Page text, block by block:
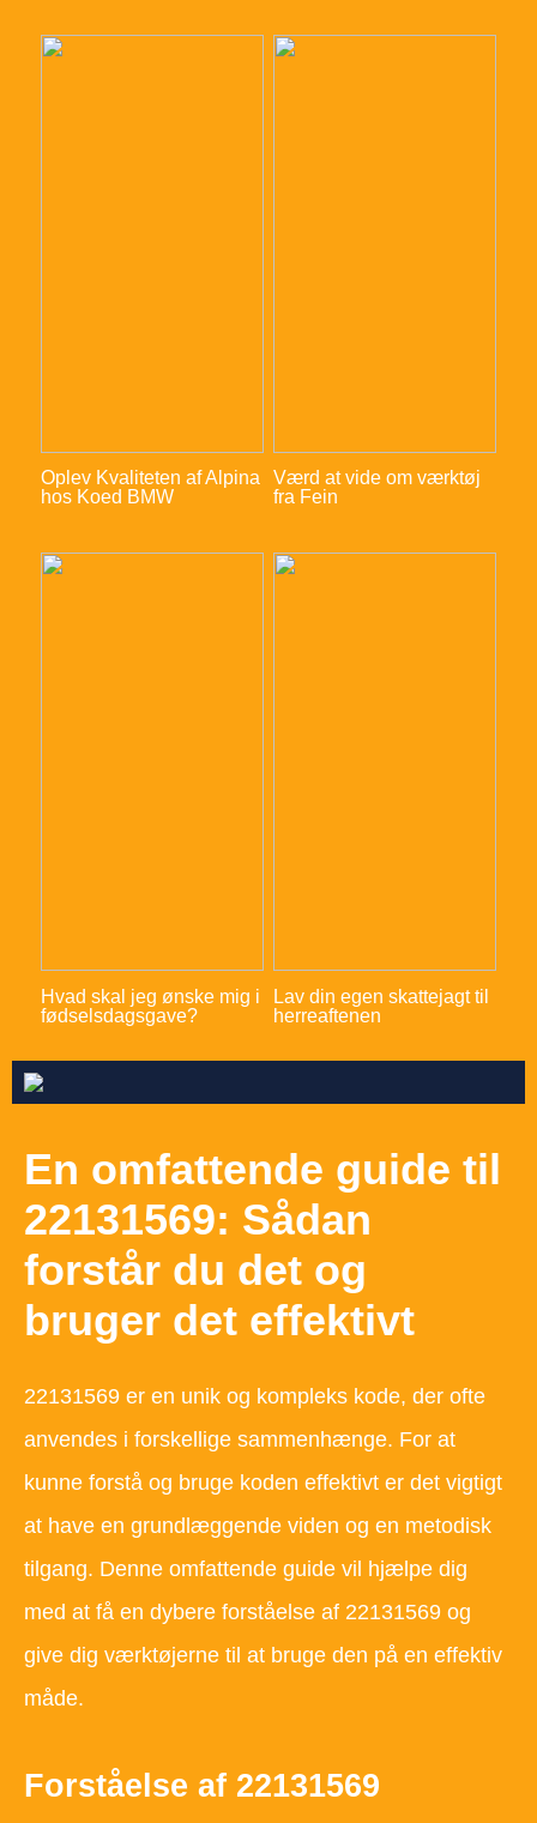
Oplev Kvaliteten af Alpina
hos Koed BMW
Værd at vide om værktøj
fra Fein
Hvad skal jeg ønske mig i
fødselsdagsgave?
Lav din egen skattejagt til
herreaftenen
En omfattende guide til
22131569: Sådan
forstår du det og
bruger det effektivt
22131569 er en unik og kompleks kode, der ofte
anvendes i forskellige sammenhænge. For at
kunne forstå og bruge koden effektivt er det vigtigt
at have en grundlæggende viden og en metodisk
tilgang. Denne omfattende guide vil hjælpe dig
med at få en dybere forståelse af 22131569 og
give dig værktøjerne til at bruge den på en effektiv
måde.
Forståelse af 22131569